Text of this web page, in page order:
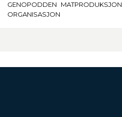
GENOPODDEN
MATPRODUKSJON
ORGANISASJON